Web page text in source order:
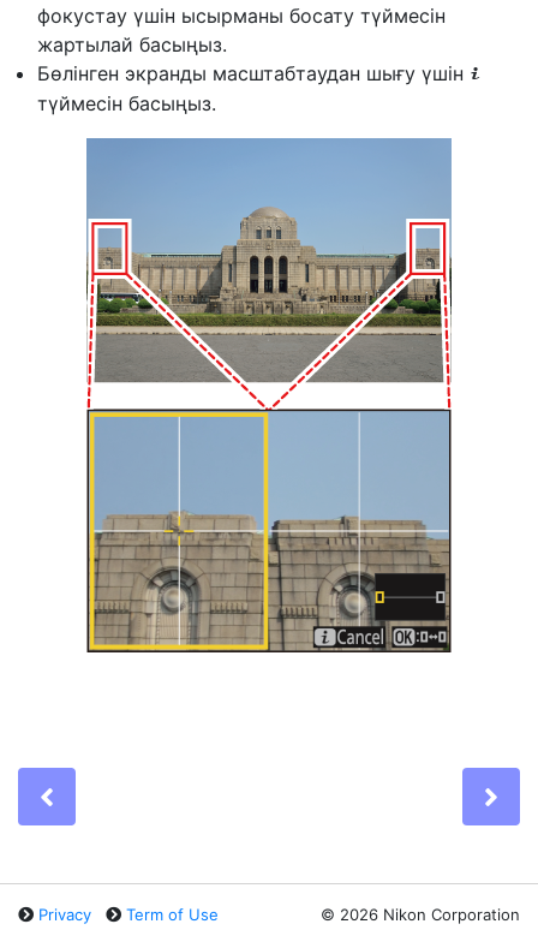
фокустау үшін ысырманы босату түймесін
жартылай басыңыз.
Бөлінген экранды масштабтаудан шығу үшін i
түймесін басыңыз.
Privacy Term of Use © 2026 Nikon Corporation